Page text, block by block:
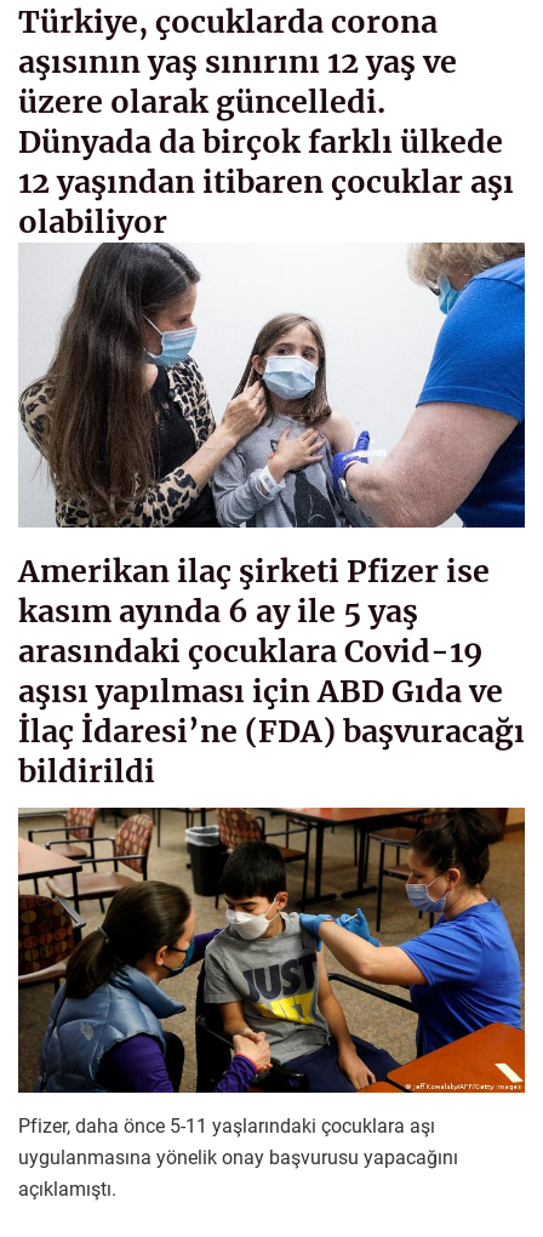
Türkiye, çocuklarda corona
aşısının yaş sınırını 12 yaş ve
üzere olarak güncelledi.
Dünyada da birçok farklı ülkede
12 yaşından itibaren çocuklar aşı
olabiliyor
Amerikan ilaç şirketi Pfizer ise
kasım ayında 6 ay ile 5 yaş
arasındaki çocuklara Covid-19
aşısı yapılması için ABD Gıda ve
İlaç İdaresi’ne (FDA) başvuracağı
bildirildi
Pfizer, daha önce 5-11 yaşlarındaki çocuklara aşı
uygulanmasına yönelik onay başvurusu yapacağını
açıklamıştı.